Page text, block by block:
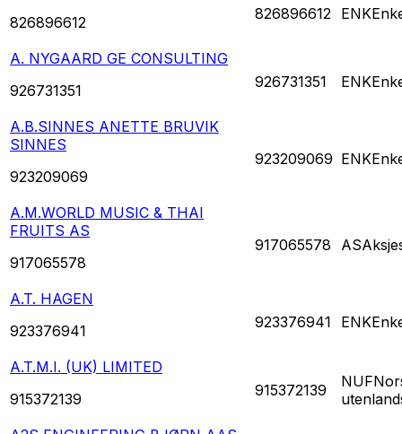
826896612
826896612 ENK
A. NYGAARD GE CONSULTING
926731351
926731351 ENK
A.B.SINNES ANETTE BRUVIK
SINNES
923209069
923209069 ENK
A.M.WORLD MUSIC & THAI
FRUITS AS
917065578
917065578 AS
A.T. HAGEN
923376941
923376941 ENK
A.T.M.I. (UK) LIMITED
915372139
915372139 NUF